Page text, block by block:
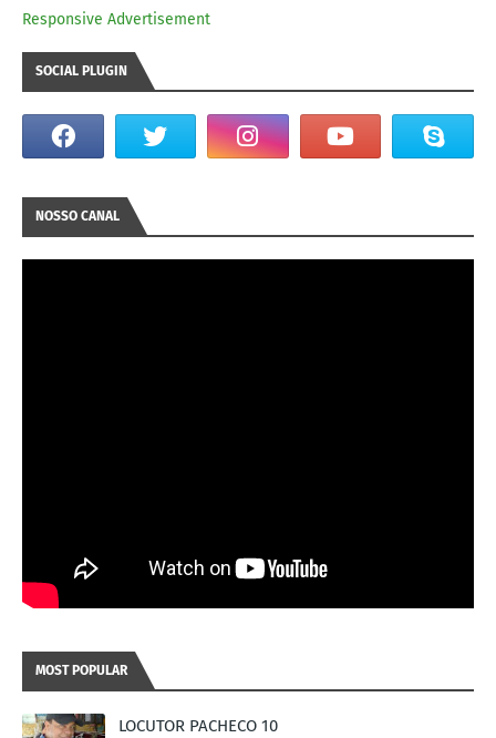
Responsive Advertisement
SOCIAL PLUGIN
NOSSO CANAL
MOST POPULAR
LOCUTOR PACHECO 10